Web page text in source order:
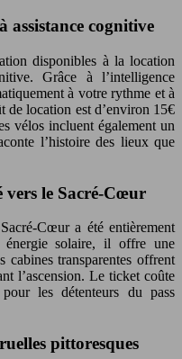
assistance cognitive
disponibles à la location
Grâce à l’intelligence
à votre rythme et à
de location est d’environ 15€
vélos incluent également un
l’histoire des lieux que
vers le Sacré-Cœur
Cœur a été entièrement
énergie solaire, il offre une
cabines transparentes offrent
l’ascension. Le ticket coûte
les détenteurs du pass
pittoresques